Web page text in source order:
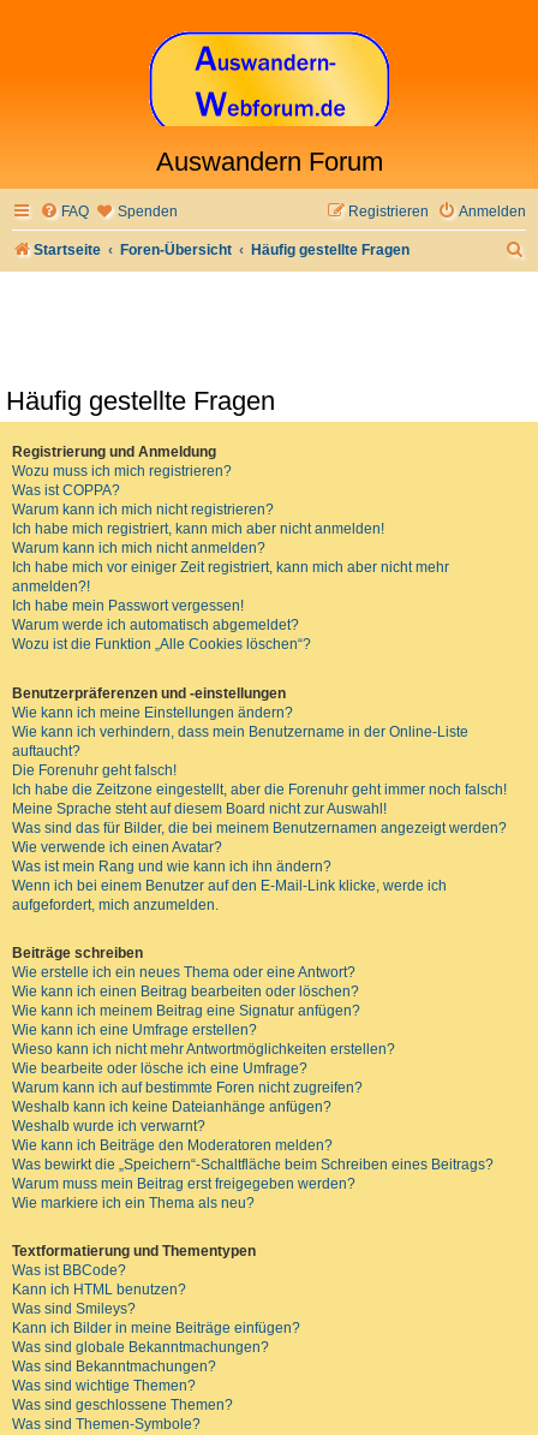
Auswandern Forum
FAQ Spenden Anmelden
Registrieren
Startseite Foren-Übersicht Häufig gestellte Fragen
Häufig gestellte Fragen
Registrierung und Anmeldung
Wozu muss ich mich registrieren?
Was ist COPPA?
Warum kann ich mich nicht registrieren?
Ich habe mich registriert, kann mich aber nicht anmelden!
Warum kann ich mich nicht anmelden?
Ich habe mich vor einiger Zeit registriert, kann mich aber nicht mehr
anmelden?!
Ich habe mein Passwort vergessen!
Warum werde ich automatisch abgemeldet?
Wozu ist die Funktion „Alle Cookies löschen“?
Benutzerpräferenzen und -einstellungen
Wie kann ich meine Einstellungen ändern?
Wie kann ich verhindern, dass mein Benutzername in der Online-Liste
auftaucht?
Die Forenuhr geht falsch!
Ich habe die Zeitzone eingestellt, aber die Forenuhr geht immer noch falsch!
Meine Sprache steht auf diesem Board nicht zur Auswahl!
Was sind das für Bilder, die bei meinem Benutzernamen angezeigt werden?
Wie verwende ich einen Avatar?
Was ist mein Rang und wie kann ich ihn ändern?
Wenn ich bei einem Benutzer auf den E-Mail-Link klicke, werde ich
aufgefordert, mich anzumelden.
Beiträge schreiben
Wie erstelle ich ein neues Thema oder eine Antwort?
Wie kann ich einen Beitrag bearbeiten oder löschen?
Wie kann ich meinem Beitrag eine Signatur anfügen?
Wie kann ich eine Umfrage erstellen?
Wieso kann ich nicht mehr Antwortmöglichkeiten erstellen?
Wie bearbeite oder lösche ich eine Umfrage?
Warum kann ich auf bestimmte Foren nicht zugreifen?
Weshalb kann ich keine Dateianhänge anfügen?
Weshalb wurde ich verwarnt?
Wie kann ich Beiträge den Moderatoren melden?
Was bewirkt die „Speichern“-Schaltfläche beim Schreiben eines Beitrags?
Warum muss mein Beitrag erst freigegeben werden?
Wie markiere ich ein Thema als neu?
Textformatierung und Thementypen
Was ist BBCode?
Kann ich HTML benutzen?
Was sind Smileys?
Kann ich Bilder in meine Beiträge einfügen?
Was sind globale Bekanntmachungen?
Was sind Bekanntmachungen?
Was sind wichtige Themen?
Was sind geschlossene Themen?
Was sind Themen-Symbole?